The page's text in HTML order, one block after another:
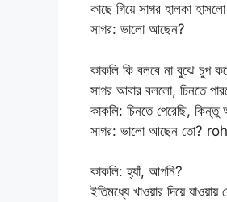
কাছে গিয়ে সাগর হালকা
সাগর: ভালো আছেন?
কাকলি কি বলবে না বুঝে চুপ
সাগর আবার বললো, চিনতে
কাকলি: চিনতে পেরেছি,
সাগর: ভালো আছেন তো?
কাকলি: হ্যাঁ, আপনি?
ইতিমধ্যে খাওয়ার দিয়ে